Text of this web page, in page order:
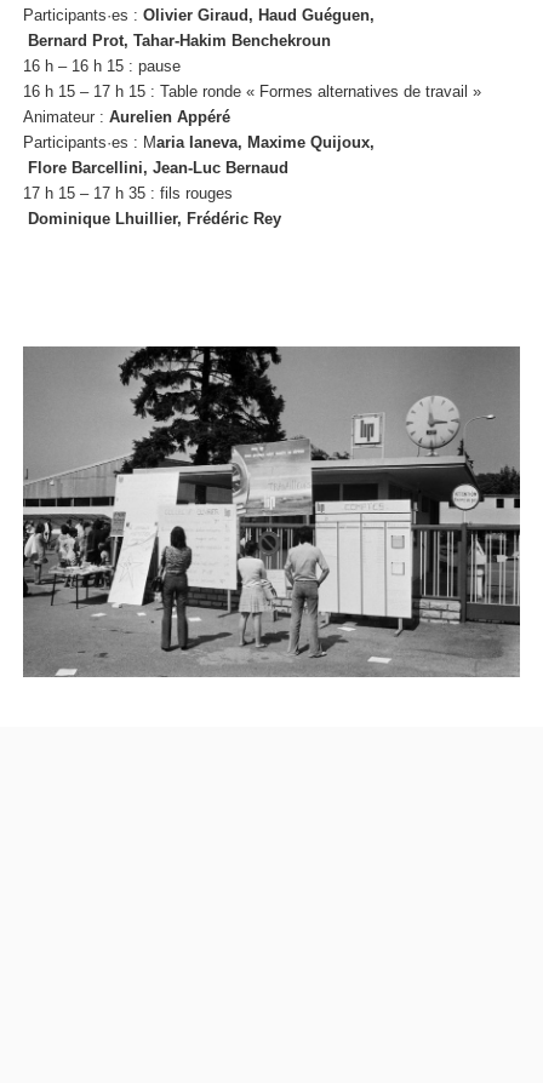
Participants·es : Olivier Giraud, Haud Guéguen,
Bernard Prot, Tahar-Hakim Benchekroun
16 h – 16 h 15 : pause
16 h 15 – 17 h 15 : Table ronde « Formes alternatives de travail »
Animateur : Aurelien Appéré
Participants·es : Maria Ianeva, Maxime Quijoux,
Flore Barcellini, Jean-Luc Bernaud
17 h 15 – 17 h 35 : fils rouges
Dominique Lhuillier, Frédéric Rey